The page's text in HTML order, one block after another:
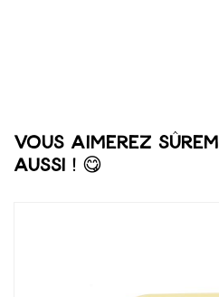
Vous aimerez
aussi ! 😋